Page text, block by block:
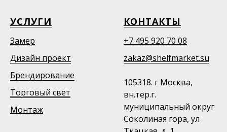
УСЛУГИ
Замер
Дизайн проект
Брендирование
Торговый свет
Монтаж
КОНТАКТЫ
+7 495 920 70 08
zakaz@shelfmarket.su
105318. г Москва,
вн.тер.г.
муниципальный округ
Соколиная гора, ул